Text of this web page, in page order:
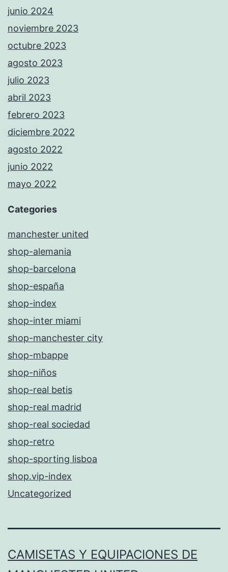
junio 2024
noviembre 2023
octubre 2023
agosto 2023
julio 2023
abril 2023
febrero 2023
diciembre 2022
agosto 2022
junio 2022
mayo 2022
Categories
manchester united
shop-alemania
shop-barcelona
shop-españa
shop-index
shop-inter miami
shop-manchester city
shop-mbappe
shop-niños
shop-real betis
shop-real madrid
shop-real sociedad
shop-retro
shop-sporting lisboa
shop.vip-index
Uncategorized
CAMISETAS Y EQUIPACIONES DE